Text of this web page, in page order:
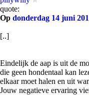
quote:
Op donderdag 14 juni
[..]
Eindelijk de aap is uit de
die geen hondentaal kan
elkaar moet halen en uit
Jouw negatieve ervaring